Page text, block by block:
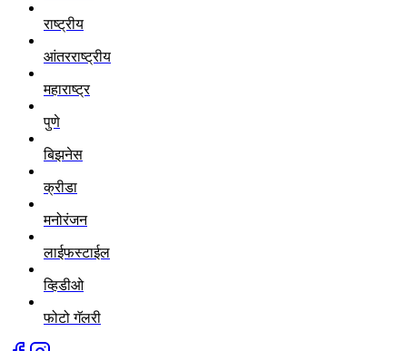
राष्ट्रीय
आंतरराष्ट्रीय
महाराष्ट्र
पुणे
बिझनेस
क्रीडा
मनोरंजन
लाईफस्टाईल
व्हिडीओ
फोटो गॅलरी